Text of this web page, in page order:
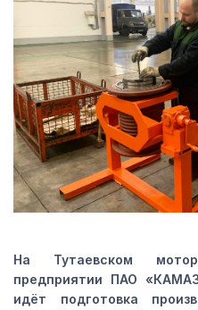
На Тутаевском
предприятии ПАО
идёт подготовка